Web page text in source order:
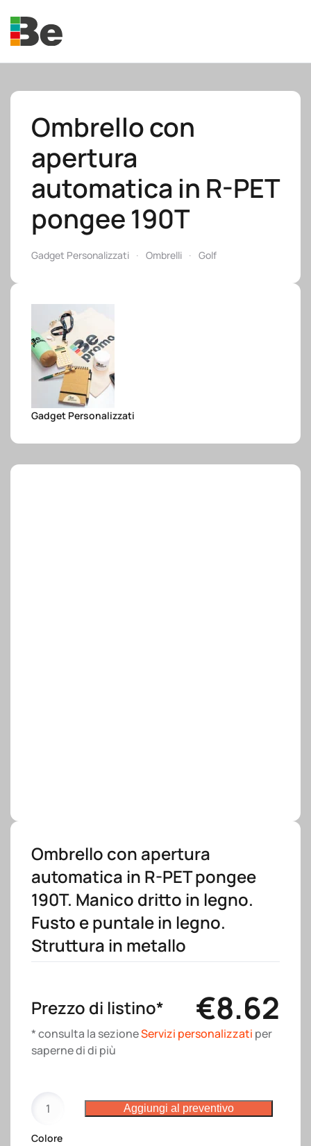
Skip to main content
Ombrello con
apertura
automatica in R-PET
pongee 190T
Gadget Personalizzati Ombrelli Golf
Gadget Personalizzati
Ombrello con apertura
automatica in R-PET pongee
190T. Manico dritto in legno.
Fusto e puntale in legno.
Struttura in metallo
Prezzo di listino* €8.62
* consulta la sezioneServizi personalizzati per
saperne di di più
con
apertura
Aggiungi al preventivo
Colore